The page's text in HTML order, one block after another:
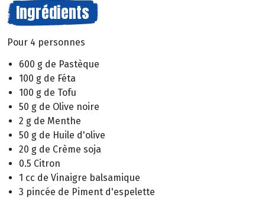
Ingrédients
Pour 4 personnes
600 g de Pastèque
100 g de Féta
100 g de Tofu
50 g de Olive noire
2 g de Menthe
50 g de Huile d'olive
20 g de Crème soja
0.5 Citron
1 cc de Vinaigre balsamique
3 pincée de Piment d'espelette